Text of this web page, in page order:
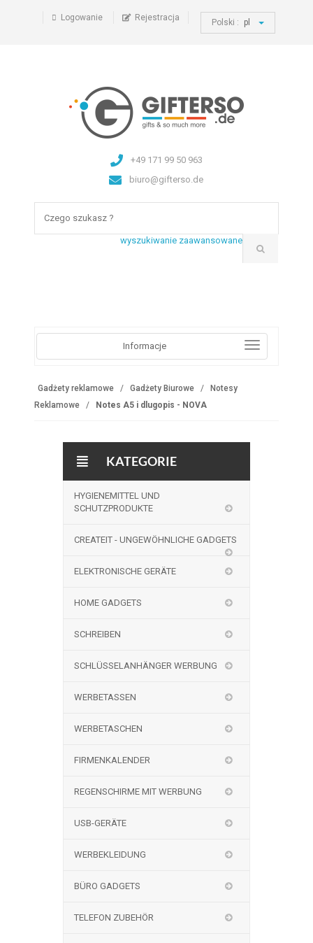
Logowanie Rejestracja Polski : pl
+49 171 99 50 963
biuro@gifterso.de
wyszukiwanie zaawansowane
Informacje
Gadżety reklamowe Gadżety Biurowe
Notesy
Reklamowe
Notes A5 i dlugopis - NOVA
KATEGORIE
HYGIENEMITTEL UND
SCHUTZPRODUKTE
CREATEIT - UNGEWÖHNLICHE GADGETS
ELEKTRONISCHE GERÄTE
HOME GADGETS
SCHREIBEN
SCHLÜSSELANHÄNGER WERBUNG
WERBETASSEN
WERBETASCHEN
FIRMENKALENDER
REGENSCHIRME MIT WERBUNG
USB-GERÄTE
WERBEKLEIDUNG
BÜRO GADGETS
TELEFON ZUBEHÖR